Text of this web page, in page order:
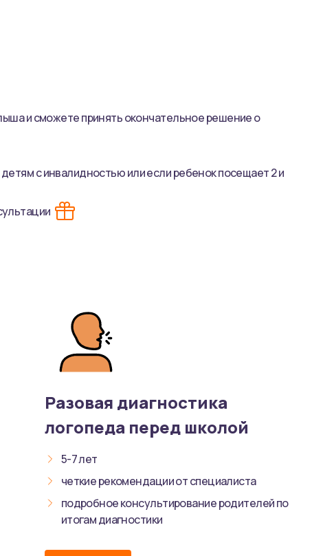
и сможете принять окончательное решение о
с инвалидностью или если ребенок посещает 2 и
Разовая диагностика
логопеда перед школой
5-7 лет
четкие рекомендации от специалиста
подробное консультирование родителей по
итогам диагностики